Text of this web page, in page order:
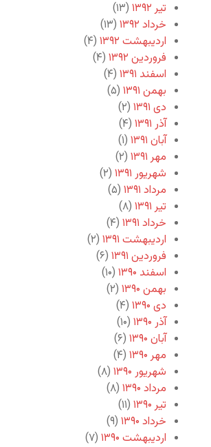
تیر ۱۳۹۲
(۱۳)
خرداد ۱۳۹۲
(۱۳)
اردیبهشت ۱۳۹۲
(۴)
فروردین ۱۳۹۲
(۴)
اسفند ۱۳۹۱
(۴)
بهمن ۱۳۹۱
(۵)
دی ۱۳۹۱
(۲)
آذر ۱۳۹۱
(۴)
آبان ۱۳۹۱
(۱)
مهر ۱۳۹۱
(۲)
شهریور ۱۳۹۱
(۲)
مرداد ۱۳۹۱
(۵)
تیر ۱۳۹۱
(۸)
خرداد ۱۳۹۱
(۴)
اردیبهشت ۱۳۹۱
(۲)
فروردین ۱۳۹۱
(۶)
اسفند ۱۳۹۰
(۱۰)
بهمن ۱۳۹۰
(۲)
دی ۱۳۹۰
(۴)
آذر ۱۳۹۰
(۱۰)
آبان ۱۳۹۰
(۶)
مهر ۱۳۹۰
(۴)
شهریور ۱۳۹۰
(۸)
مرداد ۱۳۹۰
(۸)
تیر ۱۳۹۰
(۱۱)
خرداد ۱۳۹۰
(۹)
اردیبهشت ۱۳۹۰
(۷)